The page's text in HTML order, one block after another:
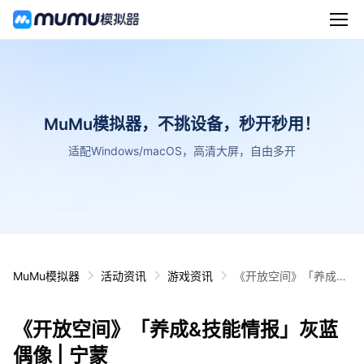
MuMu模拟器，不挑设备，秒开秒用！
适配Windows/macOS，高清大屏，自由多开
MuMu模拟器 活动资讯 游戏资讯
《开放空间》「养成&
《开放空间》「养成&技能情报」灰蓝
偶像 | 宁蒙